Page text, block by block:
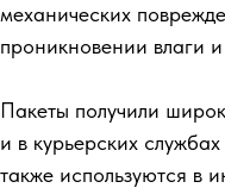
механических
проникновении влаги
Пакеты получили
и в курьерских
также используются в